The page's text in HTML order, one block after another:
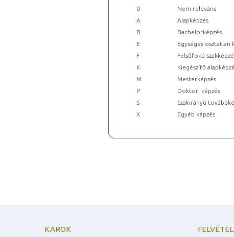
0
Nem releváns
A
Alapképzés
B
Bachelorképzés
E
Egységes osztatlan
F
Felsőfokú
K
Kiegészítő
M
Mesterképzés
P
Doktori képzés
S
Szakirányú
X
Egyéb képzés
KAROK